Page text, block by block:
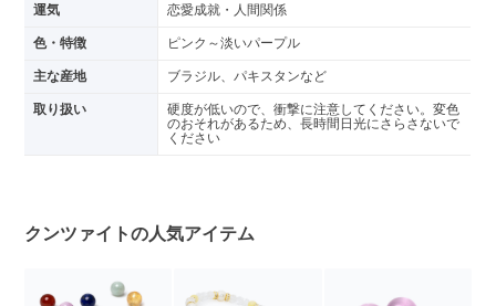
運気 恋愛成就・人間関係
色・特徴 ピンク～淡いパープル
主な産地 ブラジル、パキスタンなど
取り扱い
硬度が低いので、衝撃に注意してください。変色
のおそれがあるため、長時間日光にさらさないで
ください
クンツァイトの人気アイテム